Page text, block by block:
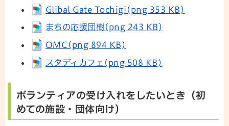
Glibal Gate Tochigi(png 353 KB)
まちの応援団樹(png 243 KB)
OMC(png 894 KB)
スタディカフェ(png 508 KB)
ボランティアの受け入れをしたいとき（初
めての施設・団体向け）